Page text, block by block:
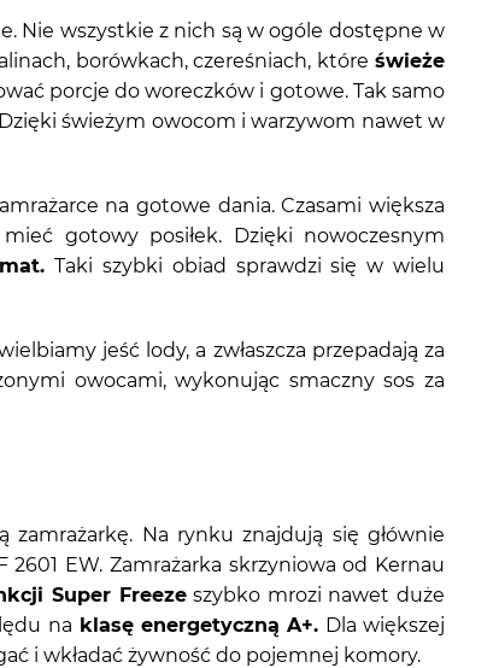
Nie wszystkie z nich są w ogóle dostępne w
borówkach, czereśniach, które świeże
porcje do woreczków i gotowe. Tak samo
świeżym owocom i warzywom nawet w
na gotowe dania. Czasami większa
gotowy posiłek. Dzięki nowoczesnym
Taki szybki obiad sprawdzi się w wielu
jeść lody, a zwłaszcza przepadają za
owocami, wykonując smaczny sos za
Na rynku znajdują się głównie
EW. Zamrażarka skrzyniowa od Kernau
Super Freezeszybko mrozi nawet duże
na klasę energetyczną A+. Dla większej
i wkładać żywność do pojemnej komory.